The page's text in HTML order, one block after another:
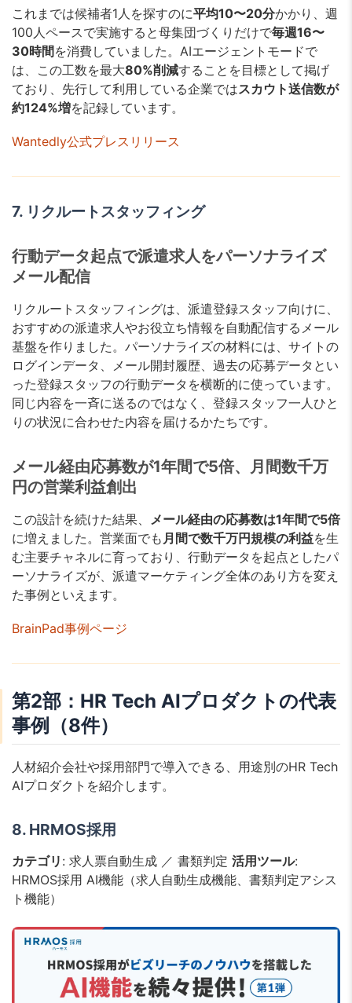
これまでは候補者1人を探すのに平均10〜20分かかり、週
100人ペースで実施すると母集団づくりだけで毎週16〜
30時間を消費していました。AIエージェントモードで
は、この工数を最大80%削減することを目標として掲げ
ており、先行して利用している企業ではスカウト送信数が
約124%増を記録しています。
Wantedly公式プレスリリース
7. リクルートスタッフィング
行動データ起点で派遣求人をパーソナライズ
メール配信
リクルートスタッフィングは、派遣登録スタッフ向けに、
おすすめの派遣求人やお役立ち情報を自動配信するメール
基盤を作りました。パーソナライズの材料には、サイトの
ログインデータ、メール開封履歴、過去の応募データとい
った登録スタッフの行動データを横断的に使っています。
同じ内容を一斉に送るのではなく、登録スタッフ一人ひと
りの状況に合わせた内容を届けるかたちです。
メール経由応募数が1年間で5倍、月間数千万
円の営業利益創出
この設計を続けた結果、
メール経由の応募数は1年間で5倍
に増えました。営業面でも 月間で数千万円規模の利益を生
む主要チャネルに育っており、行動データを起点としたパ
ーソナライズが、派遣マーケティング全体のあり方を変え
た事例といえます。
BrainPad事例ページ
第2部：HR Tech AIプロダクトの代表
事例（8件）
人材紹介会社や採用部門で導入できる、用途別のHR Tech
AIプロダクトを紹介します。
8. HRMOS採用
カテゴリ : 求人票自動生成 ／ 書類判定 活用ツール:
HRMOS採用 AI機能（求人自動生成機能、書類判定アシス
ト機能）